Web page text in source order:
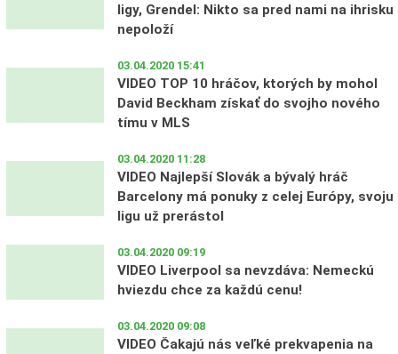
ligy, Grendel: Nikto sa pred nami na ihrisku
nepoloží
03.04.2020 15:41
VIDEO TOP 10 hráčov, ktorých by mohol
David Beckham získať do svojho nového
tímu v MLS
03.04.2020 11:28
VIDEO Najlepší Slovák a bývalý hráč
Barcelony má ponuky z celej Európy, svoju
ligu už prerástol
03.04.2020 09:19
VIDEO Liverpool sa nevzdáva: Nemeckú
hviezdu chce za každú cenu!
03.04.2020 09:08
VIDEO Čakajú nás veľké prekvapenia na